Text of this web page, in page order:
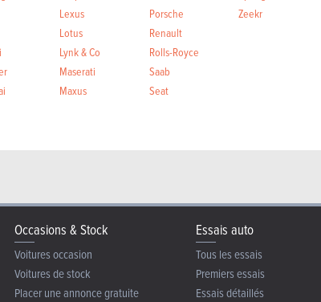
Lexus
Lotus
Lynk & Co
Maserati
Maxus
Porsche
Renault
Rolls-Royce
Saab
Seat
Zeekr
Occasions & Stock
Voitures occasion
Voitures de stock
Placer une annonce gratuite
Essais auto
Tous les essais
Premiers essais
Essais détaillés